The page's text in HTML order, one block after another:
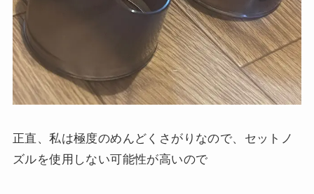
正直、私は極度のめんどくさがりなので、セットノ
ズルを使用しない可能性が高いので